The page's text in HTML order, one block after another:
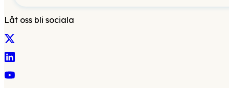
Låt oss bli sociala